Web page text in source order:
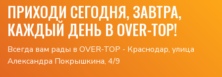
ПРИХОДИ СЕГОДНЯ, ЗАВТРА,
КАЖДЫЙ ДЕНЬ В OVER-TOP!
Всегда вам рады в OVER-TOP - Краснодар, улица
Александра Покрышкина, 4/9